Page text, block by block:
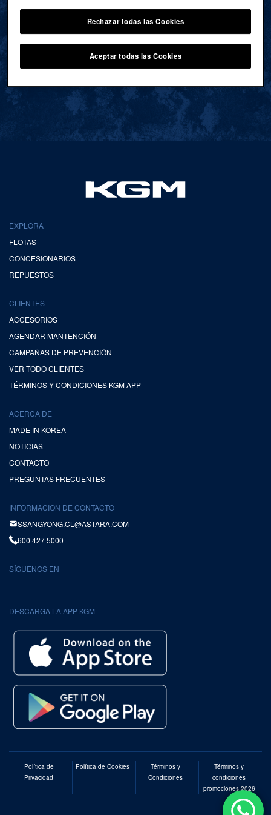
VOLVER AL INICIO
EXPLORA
FLOTAS
CONCESIONARIOS
REPUESTOS
CLIENTES
ACCESORIOS
AGENDAR MANTENCIÓN
CAMPAÑAS DE PREVENCIÓN
VER TODO CLIENTES
TÉRMINOS Y CONDICIONES KGM APP
ACERCA DE
MADE IN KOREA
NOTICIAS
CONTACTO
PREGUNTAS FRECUENTES
INFORMACION DE CONTACTO
SSANGYONG.CL@ASTARA.COM
600 427 5000
SÍGUENOS EN
DESCARGA LA APP KGM
Política de
Privacidad
Política de Cookies
Términos y
Condiciones
Términos y
condiciones
promociones 2026
Rechazar todas las Cookies
Aceptar todas las Cookies